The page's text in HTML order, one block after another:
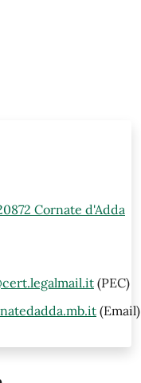
Cornate d'Adda
(PEC)
(Email)